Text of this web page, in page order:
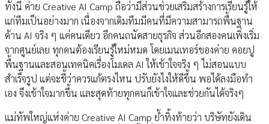
ทั้งนี้ ค่าย Creative AI Camp ถือว่ามีส่วนช่วยเสริมสร้างการเรียนรู้ให้
แก่ทีมเป็นอย่างมาก เนื่องจากเดิมทีมมีคนที่มีความสามารถพื้นฐาน
ด้าน AI จริง ๆ แค่คนเดียว อีกคนถนัดสายธุรกิจ ส่วนอีกสองคนเพิ่งเริ่ม
จากศูนย์เลย ทุกคนต้องเรียนรู้ใหม่หมด โดยเมนเทอร์ของค่าย คอยปู
พื้นฐานและสอนเทคนิคเรื่องโมเดล AI ให้เข้าใจจริง ๆ ไม่สอนแบบ
สำเร็จรูป แต่จะชี้ว่าควรแก้ตรงไหน ปรับยังไงให้ดีขึ้น พอได้ลงมือทำ
เอง จึงเข้าใจมากขึ้น และสุดท้ายทุกคนก็เข้าใจและช่วยกันได้จริงๆ
แม่ทัพใหญ่แห่งค่าย Creative AI Camp ย้ำทิ้งท้ายว่า บริษัทยังเดิน